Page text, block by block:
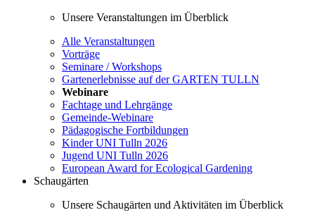
Unsere Veranstaltungen im Überblick
Alle Veranstaltungen
Vorträge
Seminare / Workshops
Gartenerlebnisse auf der GARTEN TULLN
Webinare
Fachtage und Lehrgänge
Gemeinde-Webinare
Pädagogische Fortbildungen
Kinder UNI Tulln 2026
Jugend UNI Tulln 2026
European Award for Ecological Gardening
Schaugärten
Unsere Schaugärten und Aktivitäten im Überblick